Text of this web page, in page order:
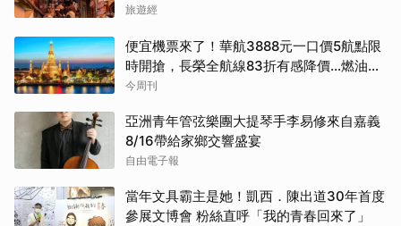
旅遊經
便宜機票來了！華航3888元一口價5航點限
時開搶，長榮全航線83折有感降價…燃油稅
8/9調漲早買早省
今周刊
亞洲青年管弦樂團大提琴手李易修來自嘉義
8/16帶給家鄉交響盛宴
自由電子報
當年文具霸主是她！凱西．陳出道30年首度
參展文博會 粉絲直呼「我的青春回來了」